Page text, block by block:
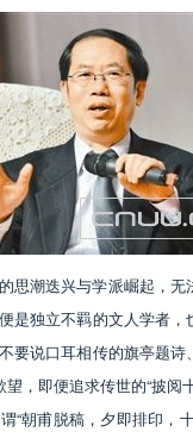
潮迭兴与学派崛起，无
是独立不羁的文人学者，
要说口耳相传的旗亭题诗
望，即便追求传世的“披阅
“朝甫脱稿，夕即排印，